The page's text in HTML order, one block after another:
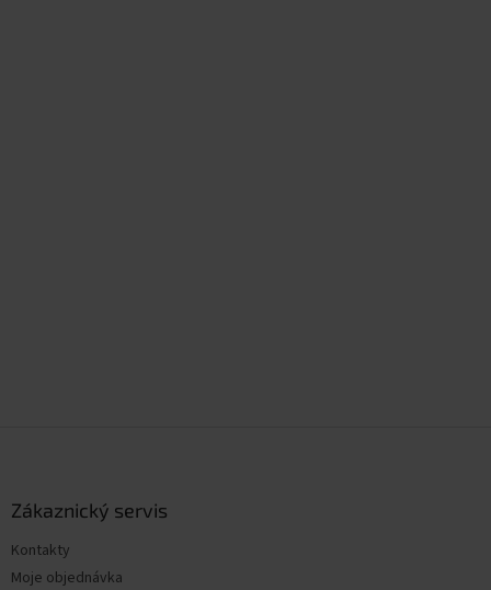
Zákaznický servis
Kontakty
Moje objednávka